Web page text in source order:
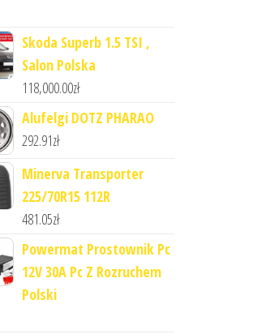
Skoda Superb 1.5 TSI ,
Salon Polska
118,000.00zł
Alufelgi DOTZ PHARAO
292.91zł
Minerva Transporter
225/70R15 112R
481.05zł
Powermat Prostownik Pc
12V 30A Pc Z Rozruchem
Polski